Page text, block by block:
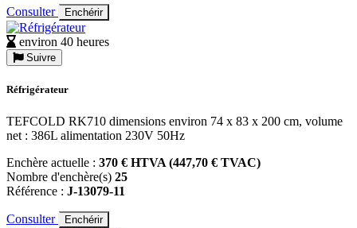
Consulter Enchérir
environ 40 heures
Suivre
Réfrigérateur
TEFCOLD RK710 dimensions environ 74 x 83 x 200 cm, volume
net : 386L alimentation 230V 50Hz
Enchère actuelle : 370 € HTVA (447,70 € TVAC)
Nombre d'enchère(s) 25
Référence : J-13079-11
Consulter Enchérir